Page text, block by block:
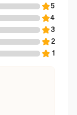
5
4
3
2
1